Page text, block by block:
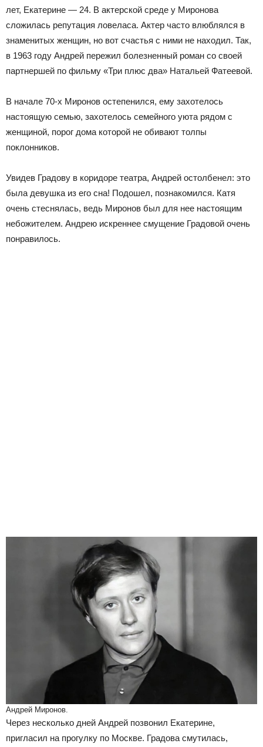
лет, Екатерине — 24. В актерской среде у Миронова
сложилась репутация ловеласа. Актер часто влюблялся в
знаменитых женщин, но вот счастья с ними не находил. Так,
в 1963 году Андрей пережил болезненный роман со своей
партнершей по фильму «Три плюс два» Натальей Фатеевой.
В начале 70-х Миронов остепенился, ему захотелось
настоящую семью, захотелось семейного уюта рядом с
женщиной, порог дома которой не обивают толпы
поклонников.
Увидев Градову в коридоре театра, Андрей остолбенел: это
была девушка из его сна! Подошел, познакомился. Катя
очень стеснялась, ведь Миронов был для нее настоящим
небожителем. Андрею искреннее смущение Градовой очень
понравилось.
Андрей Миронов.
Через несколько дней Андрей позвонил Екатерине,
пригласил на прогулку по Москве. Градова смутилась,